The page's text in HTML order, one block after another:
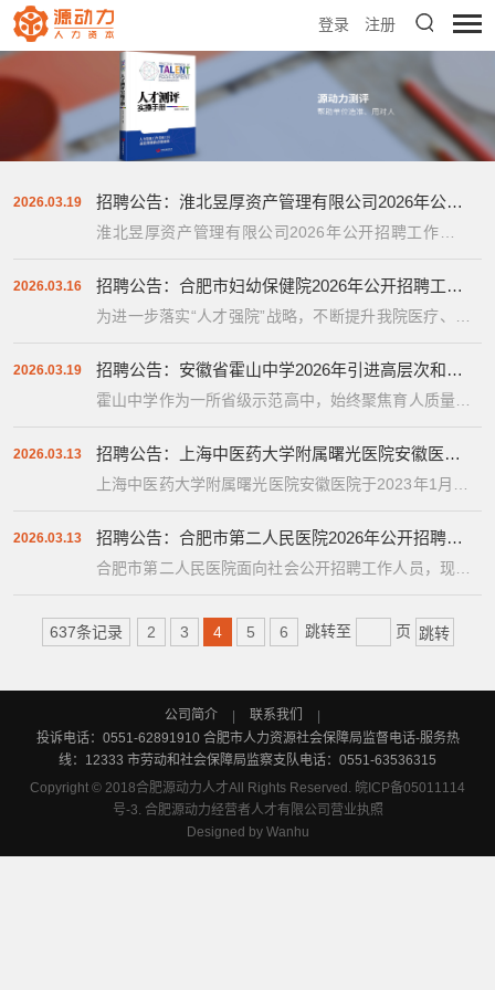
登录 注册
招聘公告：淮北昱厚资产管理有限公司2026年公开招聘工作人员
2026.03.19
淮北昱厚资产管理有限公司2026年公开招聘工作人员
成...
招聘公告：合肥市妇幼保健院2026年公开招聘工作人员公告
2026.03.16
为进一步落实“人才强院”战略，不断提升我院医疗、教
求，结合...
招聘公告：安徽省霍山中学2026年引进高层次和紧缺教师
2026.03.19
霍山中学作为一所省级示范高中，始终聚焦育人质量提
素质教师...
招聘公告：上海中医药大学附属曙光医院安徽医院2026年部分临床骨干招聘
2026.03.13
上海中医药大学附属曙光医院安徽医院于2023年1月11
张。...
招聘公告：合肥市第二人民医院2026年公开招聘工作人员
2026.03.13
合肥市第二人民医院面向社会公开招聘工作人员，现将
637条记录
2 3 4 5 6 跳转至 页
公司简介 联系我们
投诉电话：0551-62891910 合肥市人力资源社会保障局监督电话-服务热
线：12333 市劳动和社会保障局监察支队电话：0551-63536315
Copyright © 2018合肥源动力人才All Rights Reserved. 皖ICP备05011114
号-3. 合肥源动力经营者人才有限公司营业执照
Designed by Wanhu